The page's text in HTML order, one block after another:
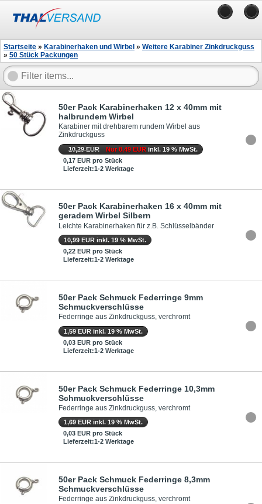
Startseite » Karabinerhaken und Wirbel » Weitere Karabiner Zinkdruckguss
» 50 Stück Packungen
50er Pack Karabinerhaken 12 x 40mm mit
halbrundem Wirbel
Karabiner mit drehbarem rundem Wirbel aus
Zinkdruckguss
10,29 EUR Nur 8,49 EUR inkl. 19 % MwSt.
0,17 EUR pro Stück
Lieferzeit:1-2 Werktage
50er Pack Karabinerhaken 16 x 40mm mit
geradem Wirbel Silbern
Leichte Karabinerhaken für z.B. Schlüsselbänder
10,99 EUR inkl. 19 % MwSt.
0,22 EUR pro Stück
Lieferzeit:1-2 Werktage
50er Pack Schmuck Federringe 9mm
Schmuckverschlüsse
Federringe aus Zinkdruckguss, verchromt
1,59 EUR inkl. 19 % MwSt.
0,03 EUR pro Stück
Lieferzeit:1-2 Werktage
50er Pack Schmuck Federringe 10,3mm
Schmuckverschlüsse
Federringe aus Zinkdruckguss, verchromt
1,69 EUR inkl. 19 % MwSt.
0,03 EUR pro Stück
Lieferzeit:1-2 Werktage
50er Pack Schmuck Federringe 8,3mm
Schmuckverschlüsse
Federringe aus Zinkdruckguss, verchromt